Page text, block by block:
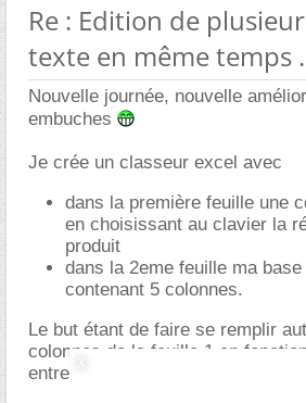
Re : Edition de
texte en même temps
Nouvelle journée, nouvelle
embuches
Je crée un classeur excel avec
dans la première feuille une
en choisissant au clavier la
produit
dans la 2eme feuille ma base
contenant 5 colonnes.
Le but étant de faire se remplir
colonnes de la feuille 1 en
entrer avec les valeurs en feuille 2.